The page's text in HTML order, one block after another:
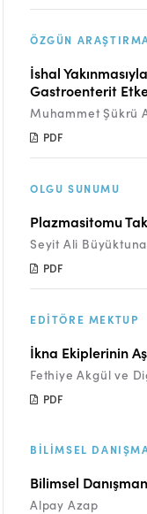
ÖZGÜN
İshal
Gastroenterit
Muhammet Şükrü
PDF
OLGU SUNUMU
Plazmasitomu
Seyit Ali
PDF
EDITÖRE MEKTUP
İkna Ekiplerinin
Fethiye Akgül ve
PDF
BILIMSEL
Bilimsel
Alpay Azap